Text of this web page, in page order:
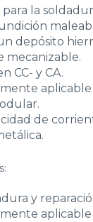
la
depósito
mecanizable.
CC- y CA.
aplicable
de
y
aplicable